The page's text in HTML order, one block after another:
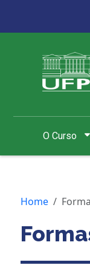
O Curso
Home